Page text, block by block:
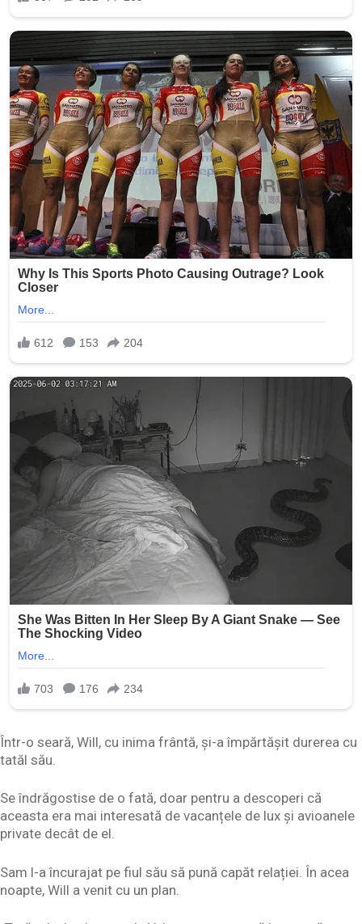
Într-o seară, Will, cu inima frântă, și-a împărtășit durerea cu
tatăl său.
Se îndrăgostise de o fată, doar pentru a descoperi că
aceasta era mai interesată de vacanțele de lux și avioanele
private decât de el.
Sam l-a încurajat pe fiul său să pună capăt relației. În acea
noapte, Will a venit cu un plan.